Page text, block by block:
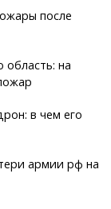
после
на
в чем его
армии рф на